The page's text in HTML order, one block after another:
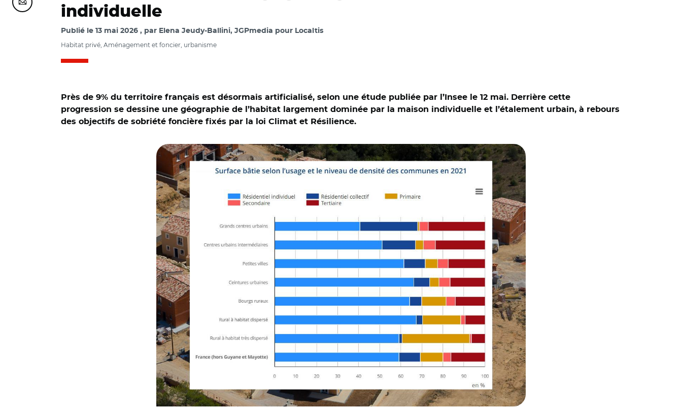
Partager cette page sur Courriel
individuelle
Publié le 13 mai 2026 par Elena Jeudy-Ballini, JGPmedia pour Localtis
Habitat privé, Aménagement et foncier, urbanisme
Près de 9% du territoire français est désormais artificialisé, selon une étude publiée par l’Insee le 12 mai. Derrière cette
progression se dessine une géographie de l’habitat largement dominée par la maison individuelle et l’étalement urbain, à rebours
des objectifs de sobriété foncière fixés par la loi Climat et Résilience.